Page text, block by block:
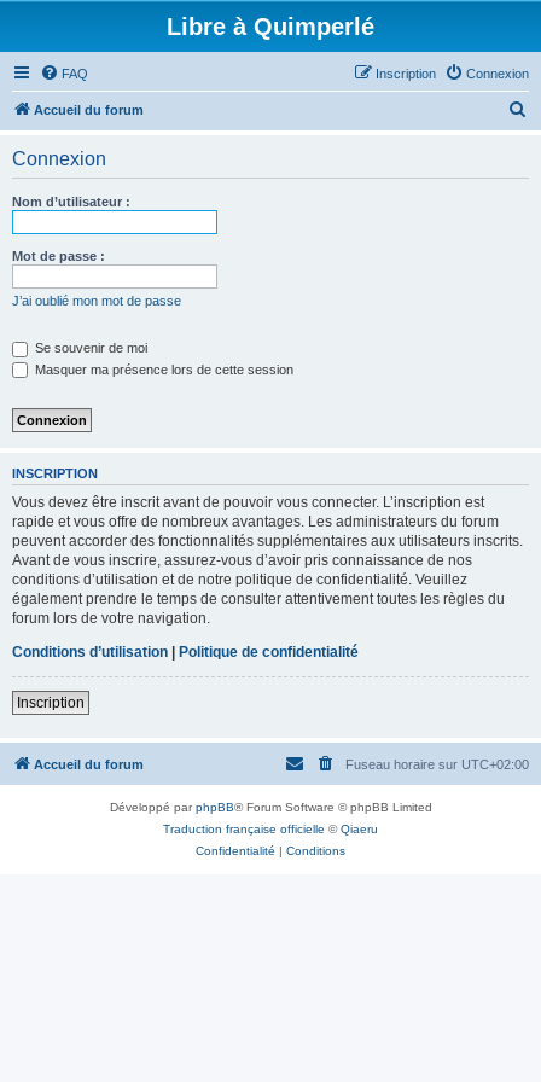
Libre à Quimperlé
FAQ Connexion
Inscription
Accueil du forum
Connexion
Nom d’utilisateur :
Mot de passe :
J’ai oublié mon mot de passe
Se souvenir de moi
Masquer ma présence lors de cette session
INSCRIPTION
Vous devez être inscrit avant de pouvoir vous connecter. L’inscription est
rapide et vous offre de nombreux avantages. Les administrateurs du forum
peuvent accorder des fonctionnalités supplémentaires aux utilisateurs inscrits.
Avant de vous inscrire, assurez-vous d’avoir pris connaissance de nos
conditions d’utilisation et de notre politique de confidentialité. Veuillez
également prendre le temps de consulter attentivement toutes les règles du
forum lors de votre navigation.
Conditions d’utilisation | Politique de confidentialité
Inscription
Accueil du forum Fuseau horaire sur UTC+02:00
Développé parphpBB® Forum Software © phpBB Limited
Traduction française officielle ©Qiaeru
Confidentialité | Conditions